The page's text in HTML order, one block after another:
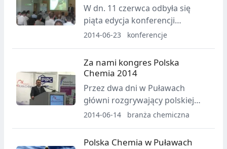
W dn. 11 czerwca odbyła się
piąta edycja konferencji
organizowanej przez firmę Multi
2014-06-23 konferencje
Za nami kongres Polska
Chemia 2014
Przez dwa dni w Puławach
główni rozgrywający polskiej
chemii debatowali o sytuacji w
2014-06-14 branża chemiczna
Polska Chemia w Puławach